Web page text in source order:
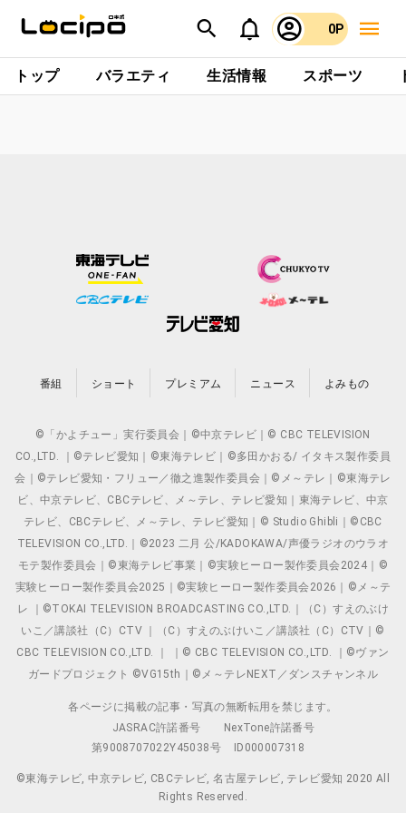
0P
トップ バラエティ 生活情報 スポーツ
番組 ショート プレミアム ニュース よみもの
©「かよチュー」実行委員会｜©中京テレビ｜© CBC TELEVISION
CO.,LTD. ｜©テレビ愛知｜©東海テレビ｜©多田かおる/ イタキス製作委員
会｜©テレビ愛知・フリュー／徹之進製作委員会｜©メ～テレ｜©東海テレ
ビ、中京テレビ、CBCテレビ、メ～テレ、テレビ愛知｜東海テレビ、中京
テレビ、CBCテレビ、メ～テレ、テレビ愛知｜© Studio Ghibli｜©CBC
TELEVISION CO.,LTD.｜©2023 二月 公/KADOKAWA/声優ラジオのウラオ
モテ製作委員会｜©東海テレビ事業｜©実験ヒーロー製作委員会2024｜©
実験ヒーロー製作委員会2025｜©実験ヒーロー製作委員会2026｜©メ～テ
レ ｜©TOKAI TELEVISION BROADCASTING CO.,LTD.｜（C）すえのぶけ
いこ／講談社（C）CTV ｜（C）すえのぶけいこ／講談社（C）CTV｜©
CBC TELEVISION CO.,LTD. ｜ ｜© CBC TELEVISION CO.,LTD. ｜©ヴァン
ガードプロジェクト ©VG15th｜©メ～テレNEXT／ダンスチャンネル
各ページに掲載の記事・写真の無断転用を禁じます。
JASRAC許諾番号
NexTone許諾番号
第9008707022Y45038号
ID000007318
©東海テレビ, 中京テレビ, CBCテレビ, 名古屋テレビ, テレビ愛知 2020 All
Rights Reserved.